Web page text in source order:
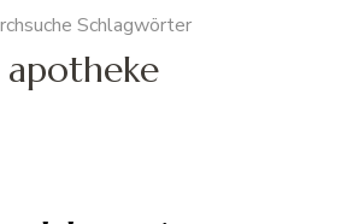
Schlagwörter
apotheke